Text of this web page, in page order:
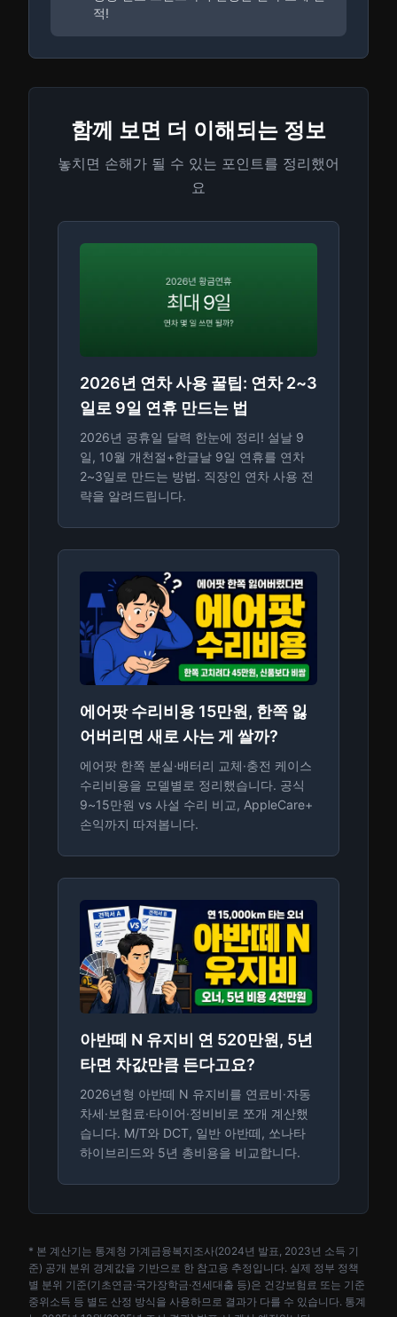
적!
함께 보면 더 이해되는 정보
놓치면 손해가 될 수 있는 포인트를 정리했어
요
2026년 연차 사용 꿀팁: 연차 2~3
일로 9일 연휴 만드는 법
2026년 공휴일 달력 한눈에 정리! 설날 9
일, 10월 개천절+한글날 9일 연휴를 연차
2~3일로 만드는 방법. 직장인 연차 사용 전
략을 알려드립니다.
에어팟 수리비용 15만원, 한쪽 잃
어버리면 새로 사는 게 쌀까?
에어팟 한쪽 분실·배터리 교체·충전 케이스
수리비용을 모델별로 정리했습니다. 공식
9~15만원 vs 사설 수리 비교, AppleCare+
손익까지 따져봅니다.
아반떼 N 유지비 연 520만원, 5년
타면 차값만큼 든다고요?
2026년형 아반떼 N 유지비를 연료비·자동
차세·보험료·타이어·정비비로 쪼개 계산했
습니다. M/T와 DCT, 일반 아반떼, 쏘나타
하이브리드와 5년 총비용을 비교합니다.
* 본 계산기는 통계청 가계금융복지조사(2024년 발표, 2023년 소득 기
준) 공개 분위 경계값을 기반으로 한 참고용 추정입니다. 실제 정부 정책
별 분위 기준(기초연금·국가장학금·전세대출 등)은 건강보험료 또는 기준
중위소득 등 별도 산정 방식을 사용하므로 결과가 다를 수 있습니다. 통계